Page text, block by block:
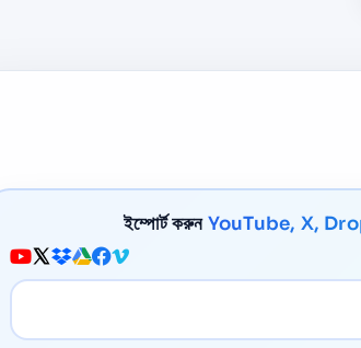
ইম্পোর্ট করুনYouTube, X,
মিডিয়া URL